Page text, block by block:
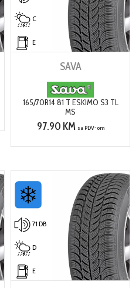
C
E
SAVA
165/70R14 81 T ESKIMO S3 TL
MS
97.90 KM sa PDV-om
71 DB
D
E